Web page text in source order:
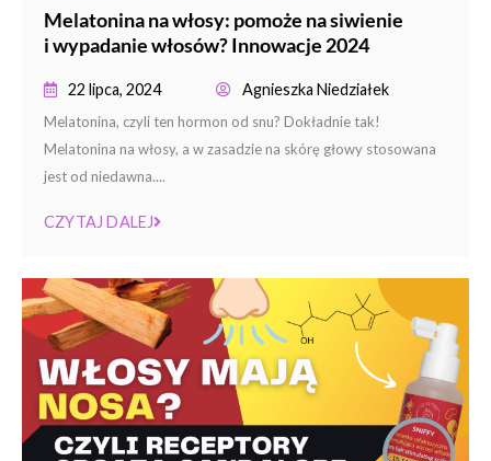
Melatonina na włosy: pomoże na siwienie
i wypadanie włosów? Innowacje 2024
22 lipca, 2024 Agnieszka Niedziałek
Melatonina, czyli ten hormon od snu? Dokładnie tak!
Melatonina na włosy, a w zasadzie na skórę głowy stosowana
jest od niedawna....
CZYTAJ DALEJ